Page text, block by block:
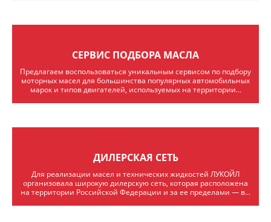
СЕРВИС ПОДБОРА МАСЛА
Предлагаем воспользоваться уникальным сервисом по подбору
моторных масел для большинства популярных автомобильных
марок и типов двигателей, используемых на территории...
ДИЛЕРСКАЯ СЕТЬ
Для реализации масел и технических жидкостей ЛУКОЙЛ
организовала широкую дилерскую сеть, которая расположена
на территории Российской Федерации и за ее пределами — в...